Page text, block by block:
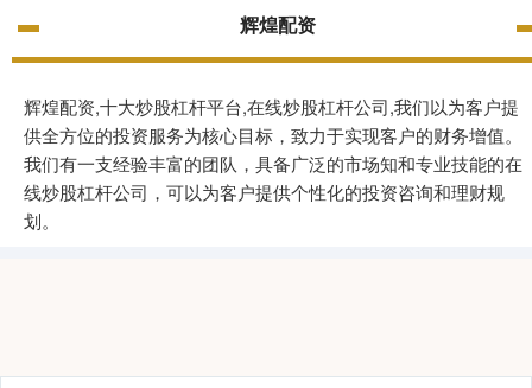
辉煌配资
辉煌配资,十大炒股杠杆平台,在线炒股杠杆公司,我们以为客户提
供全方位的投资服务为核心目标，致力于实现客户的财务增值。
我们有一支经验丰富的团队，具备广泛的市场知和专业技能的在
线炒股杠杆公司，可以为客户提供个性化的投资咨询和理财规
划。